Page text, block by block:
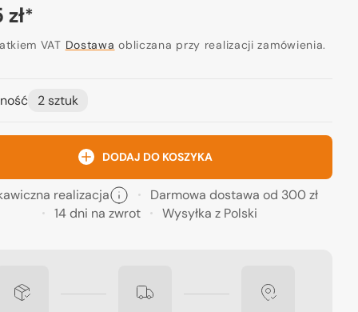
zł*
VAT Dostawa obliczana przy realizacji zamówienia.
2 sztuk
DODAJ DO KOSZYKA
realizacja
Darmowa dostawa od 300 zł
14 dni na zwrot
Wysyłka z Polski